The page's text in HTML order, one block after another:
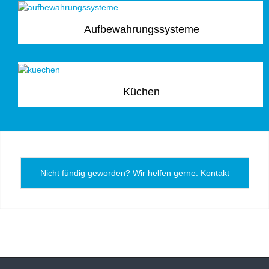
Aufbewahrungssysteme
Küchen
Nicht fündig geworden? Wir helfen gerne: Kontakt